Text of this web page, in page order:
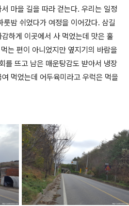
마을 길을 따라 걷는다. 우리는 일정
룻밤 쉬었다가 여정을 이어갔다. 삼길
하게 이곳에서 사 먹었는데 맛은 훌
는 편이 아니었지만 옆지기의 바람을
를 뜨고 남은 매운탕감도 받아서 냉장
먹었는데 어두육미라고 우럭은 먹을